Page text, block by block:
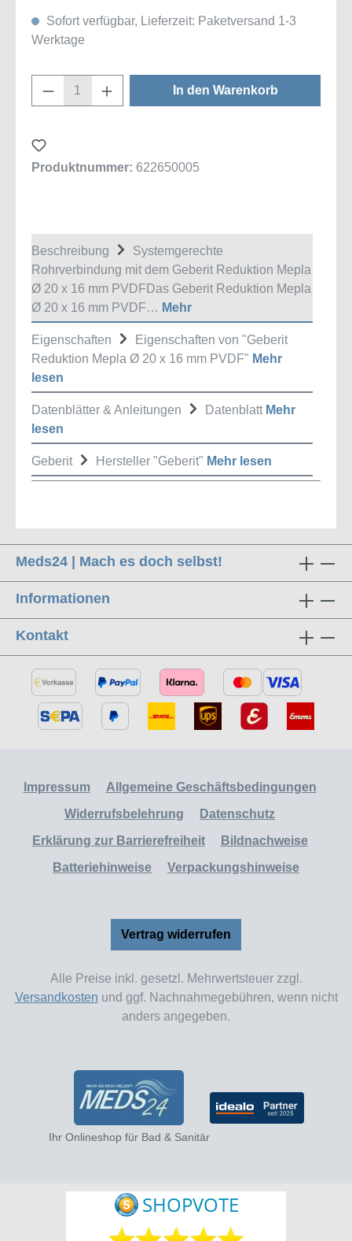
Sofort verfügbar, Lieferzeit: Paketversand 1-3
Werktage
Produkt Anzahl: Gib den gewünschten
In den Warenkorb
Produktnummer: 622650005
Beschreibung
Systemgerechte
Rohrverbindung mit dem Geberit Reduktion Mepla
Ø 20 x 16 mm PVDFDas Geberit Reduktion Mepla
Ø 20 x 16 mm PVDF… Mehr
Eigenschaften
Eigenschaften von "Geberit
Reduktion Mepla Ø 20 x 16 mm PVDF" Mehr
lesen
Datenblätter & Anleitungen Datenblatt Mehr
lesen
Geberit Hersteller "Geberit" Mehr lesen
Meds24 | Mach es doch selbst!
Informationen
Kontakt
Impressum
Allgemeine Geschäftsbedingungen
Widerrufsbelehrung
Datenschutz
Erklärung zur Barrierefreiheit
Bildnachweise
Batteriehinweise
Verpackungshinweise
Vertrag widerrufen
Alle Preise inkl. gesetzl. Mehrwertsteuer zzgl.
Versandkosten und ggf. Nachnahmegebühren, wenn nicht
anders angegeben.
Ihr Onlineshop für Bad & Sanitär